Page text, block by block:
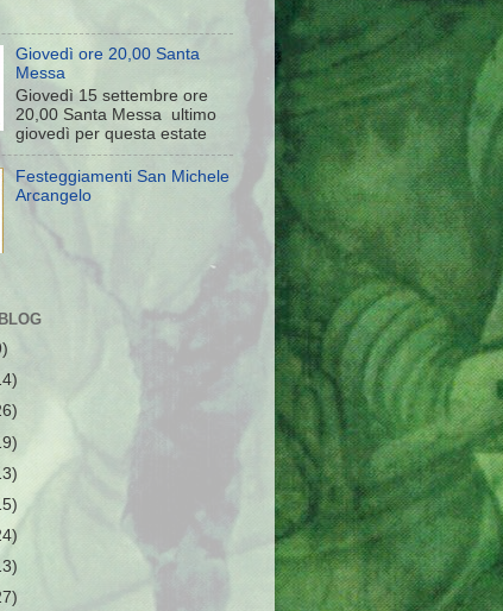
Giovedì ore 20,00 Santa
Messa
Giovedì 15 settembre ore
20,00 Santa Messa ultimo
giovedì per questa estate
Festeggiamenti San Michele
Arcangelo